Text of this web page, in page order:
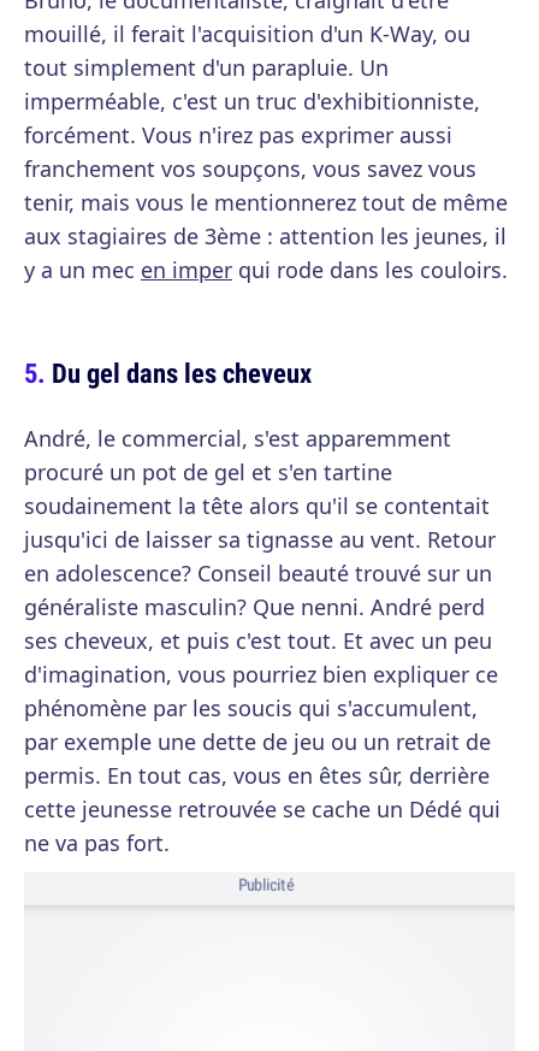
mouillé, il ferait l'acquisition d'un K-Way, ou
tout simplement d'un parapluie. Un
imperméable, c'est un truc d'exhibitionniste,
forcément. Vous n'irez pas exprimer aussi
franchement vos soupçons, vous savez vous
tenir, mais vous le mentionnerez tout de même
aux stagiaires de 3ème : attention les jeunes, il
y a un mec en imper qui rode dans les couloirs.
Du gel dans les cheveux
André, le commercial, s'est apparemment
procuré un pot de gel et s'en tartine
soudainement la tête alors qu'il se contentait
jusqu'ici de laisser sa tignasse au vent. Retour
en adolescence? Conseil beauté trouvé sur un
généraliste masculin? Que nenni. André perd
ses cheveux, et puis c'est tout. Et avec un peu
d'imagination, vous pourriez bien expliquer ce
phénomène par les soucis qui s'accumulent,
par exemple une dette de jeu ou un retrait de
permis. En tout cas, vous en êtes sûr, derrière
cette jeunesse retrouvée se cache un Dédé qui
ne va pas fort.
Publicité